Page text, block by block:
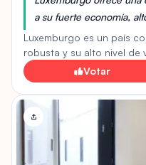
a su fuerte economía,
sistema de salud y
cuenta con una
criminalidad y un
profesionales de todo el
Luxemburgo es un país
robusta y su alto nivel de
los más altos del mundo,
económica del país. Los
altos, con un salario
muchos otros países de la
Luxemburgo ofrece un
eficiente que incluye
calidad, servicios de
Votar